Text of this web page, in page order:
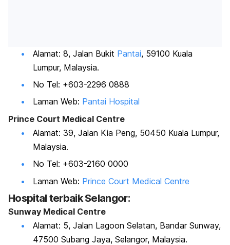
Alamat: 8, Jalan Bukit Pantai, 59100 Kuala
Lumpur, Malaysia.
No Tel: +603-2296 0888
Laman Web: Pantai Hospital
Prince Court Medical Centre
Alamat: 39, Jalan Kia Peng, 50450 Kuala Lumpur,
Malaysia.
No Tel: +603-2160 0000
Laman Web: Prince Court Medical Centre
Hospital terbaik Selangor:
Sunway Medical Centre
Alamat: 5, Jalan Lagoon Selatan, Bandar Sunway,
47500 Subang Jaya, Selangor, Malaysia.